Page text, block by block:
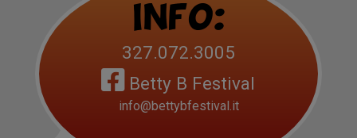
Info:
327.072.3005
Betty B Festival
info@bettybfestival.it